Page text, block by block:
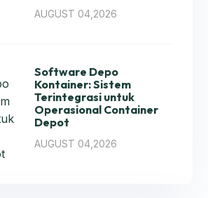
AUGUST 04,2026
Software Depo
Kontainer: Sistem
Terintegrasi untuk
Operasional Container
Depot
AUGUST 04,2026